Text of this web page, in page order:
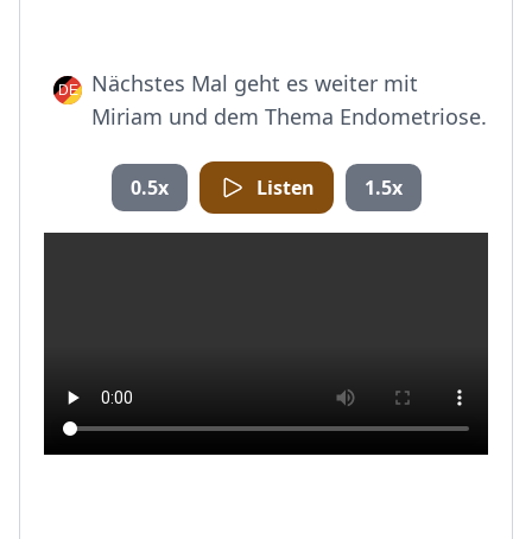
Nächstes Mal geht es weiter mit
Miriam und dem Thema Endometriose.
0.5x Listen 1.5x